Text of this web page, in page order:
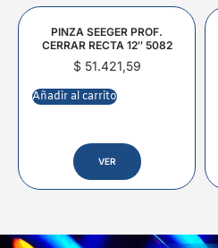
PINZA SEEGER PROF.
CERRAR RECTA 12″ 5082
$51.421,59
Añadir al carrito
VER